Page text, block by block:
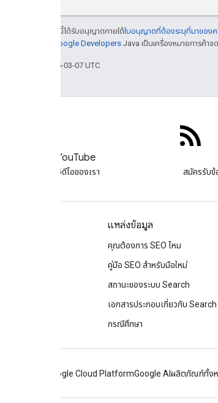
เนื้อหาของหน้าเว็บนี้ได้รับอนุญาตภายใต้ใบอนุญาตที่ต้องระบุที่มาของ
นโยบายเว็บไซต์ Google Developers Java เป็นเครื่องหมายการค้า
อัปเดตล่าสุด 2025-03-07 UTC
YouTube
ดูวิดีโอของเรา สมัครรับข้
แหล่งข้อมูล
คุณต้องการ SEO ไหม
คู่มือ SEO สำหรับมือใหม่
สถานะของระบบ Search
เอกสารประกอบเกี่ยวกับ
กรณีศึกษา
Google Cloud PlatformGoogle AIผลิตภัณฑ์ทั้ง